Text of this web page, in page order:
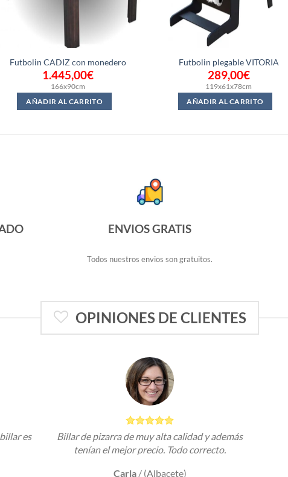
Futbolin CADIZ con monedero
1.445,00€
166x90cm
AÑADIR AL CARRITO
Futbolin plegable VITORIA
289,00€
119x61x78cm
AÑADIR AL CARRITO
ENVIOS GRATIS
Todos nuestros envios son gratuitos.
OPINIONES DE CLIENTES
es
Billar de pizarra de muy alta calidad y además
tenían el mejor precio. Todo correcto.
Carla / (Albacete)